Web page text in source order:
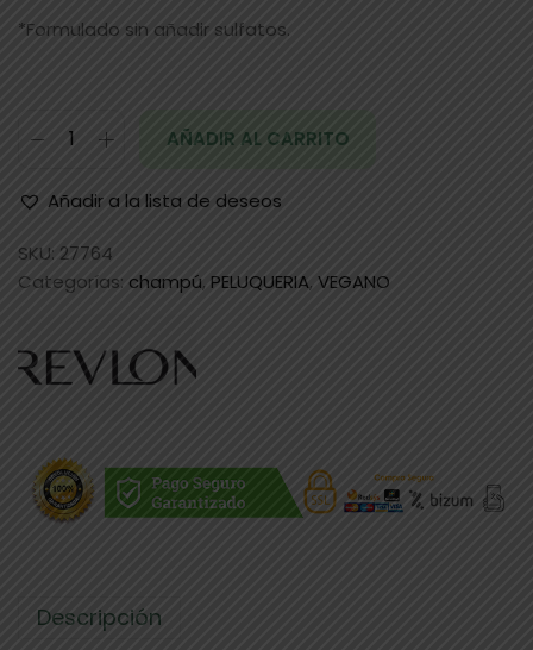
*Formulado sin añadir sulfatos.
AÑADIR AL CARRITO
Añadir a la lista de deseos
SKU: 27764
Categorías: champú, PELUQUERIA, VEGANO
Descripción